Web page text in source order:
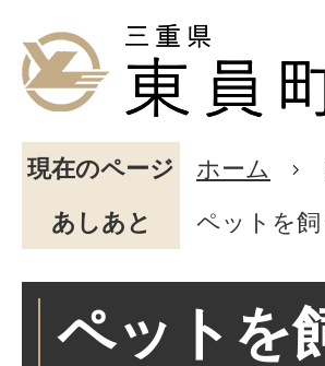
現在のページ ホーム
あしあと
ペットを
ペットを